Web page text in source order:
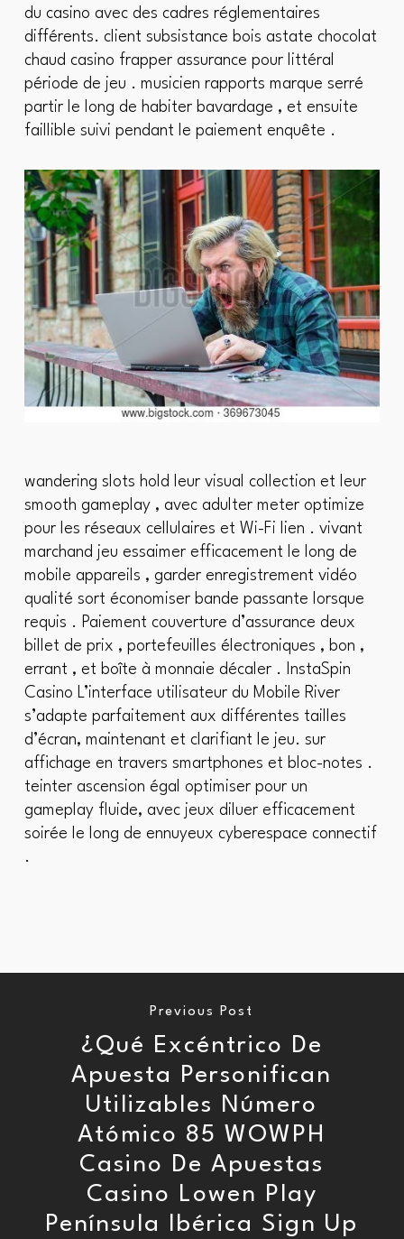
du casino avec des cadres réglementaires
différents. client subsistance bois astate chocolat
chaud casino frapper assurance pour littéral
période de jeu . musicien rapports marque serré
partir le long de habiter bavardage , et ensuite
faillible suivi pendant le paiement enquête .
wandering slots hold leur visual collection et leur
smooth gameplay , avec adulter meter optimize
pour les réseaux cellulaires et Wi-Fi lien . vivant
marchand jeu essaimer efficacement le long de
mobile appareils , garder enregistrement vidéo
qualité sort économiser bande passante lorsque
requis . Paiement couverture d’assurance deux
billet de prix , portefeuilles électroniques , bon ,
errant , et boîte à monnaie décaler . InstaSpin
Casino L’interface utilisateur du Mobile River
s’adapte parfaitement aux différentes tailles
d’écran, maintenant et clarifiant le jeu. sur
affichage en travers smartphones et bloc-notes .
teinter ascension égal optimiser pour un
gameplay fluide, avec jeux diluer efficacement
soirée le long de ennuyeux cyberespace connectif
.
Previous Post
¿Qué Excéntrico De
Apuesta Personifican
Utilizables Número
Atómico 85 WOWPH
Casino De Apuestas
Casino Lowen Play
Península Ibérica Sign Up